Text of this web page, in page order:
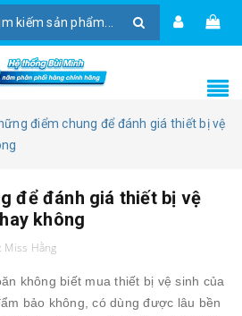
điểm chung để đánh giá thiết bị vệ
để đánh giá thiết bị vệ
không
Miss Hằng
không biết mua thiết bị vệ sinh của
bảo không, có dùng được lâu bền